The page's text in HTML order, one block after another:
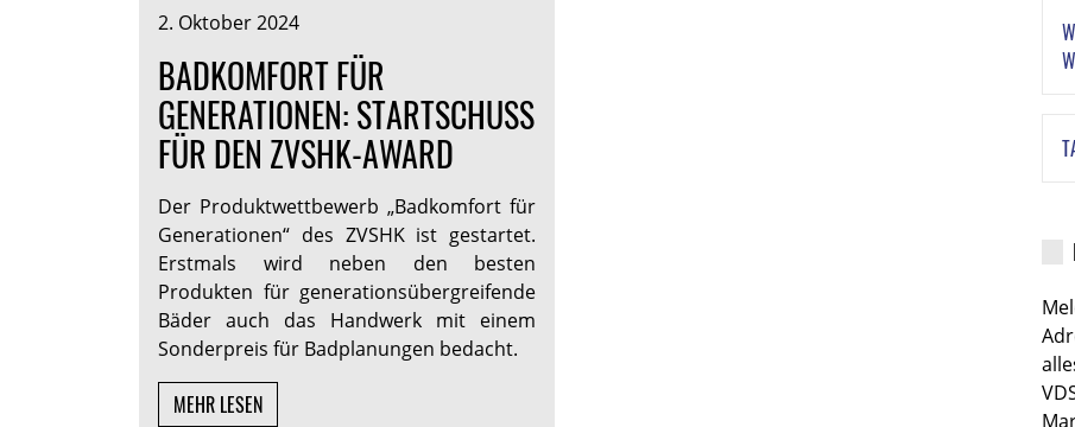
2. Oktober 2024
BADKOMFORT FÜR
GENERATIONEN: STARTSCHUSS
FÜR DEN ZVSHK-AWARD
Der Produktwettbewerb „Badkomfort für
Generationen“ des ZVSHK ist gestartet.
Erstmals wird neben den besten
Produkten für generationsübergreifende
Bäder auch das Handwerk mit einem
Sonderpreis für Badplanungen bedacht.
MEHR LESEN